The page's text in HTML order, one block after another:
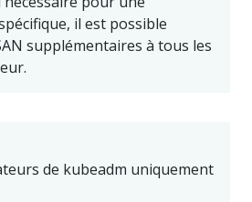
il est possible
supplémentaires à tous les
de kubeadm uniquement